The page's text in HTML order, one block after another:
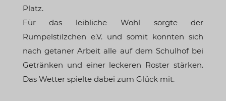
Platz.
Für das leibliche Wohl sorgte der
Rumpelstilzchen e.V. und somit konnten sich
nach getaner Arbeit alle auf dem Schulhof bei
Getränken und einer leckeren Roster stärken.
Das Wetter spielte dabei zum Glück mit.